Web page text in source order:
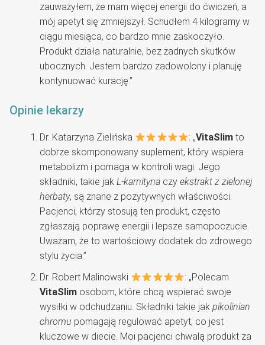
zauważyłem, że mam więcej energii do ćwiczeń, a
mój apetyt się zmniejszył. Schudłem 4 kilogramy w
ciągu miesiąca, co bardzo mnie zaskoczyło.
Produkt działa naturalnie, bez żadnych skutków
ubocznych. Jestem bardzo zadowolony i planuję
kontynuować kurację.”
Opinie lekarzy
Dr. Katarzyna Zielińska : „VitaSlim to
dobrze skomponowany suplement, który wspiera
metabolizm i pomaga w kontroli wagi. Jego
składniki, takie jak L-karnityna czy ekstrakt z zielonej
herbaty, są znane z pozytywnych właściwości.
Pacjenci, którzy stosują ten produkt, często
zgłaszają poprawę energii i lepsze samopoczucie.
Uważam, że to wartościowy dodatek do zdrowego
stylu życia.”
Dr. Robert Malinowski
: „Polecam
VitaSlim osobom, które chcą wspierać swoje
wysiłki w odchudzaniu. Składniki takie jak pikolinian
chromu pomagają regulować apetyt, co jest
kluczowe w diecie. Moi pacjenci chwalą produkt za